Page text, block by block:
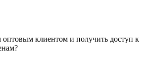
оптовым клиентом и получить доступ к